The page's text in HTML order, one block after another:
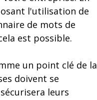
l'utilisation de
de mots de
est possible.
un point clé de la
doivent se
leurs